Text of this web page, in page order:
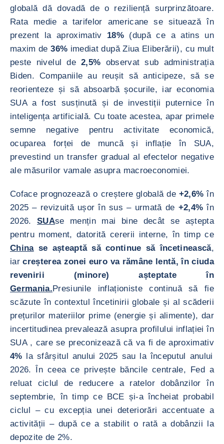
globală dă dovadă de o reziliență surprinzătoare.
Rata medie a tarifelor americane se situează în
prezent la aproximativ 18% (după ce a atins un
maxim de 36% imediat după Ziua Eliberării), cu mult
peste nivelul de 2,5% observat sub administrația
Biden. Companiile au reușit să anticipeze, să se
reorienteze și să absoarbă șocurile, iar economia
SUA a fost susținută și de investiții puternice în
inteligența artificială. Cu toate acestea, apar primele
semne negative pentru activitate economică,
ocuparea forței de muncă și inflație în SUA,
prevestind un transfer gradual al efectelor negative
ale măsurilor vamale asupra macroeconomiei.
Coface prognozează o creștere globală de +2,6%în
2025 – revizuită ușor în sus – urmată de +2,4%în
2026.SUAse mențin mai bine decât se aștepta
pentru moment, datorită cererii interne, în timp ce
Chinase așteaptă să continue să încetinească,
iarcreșterea zonei euro va rămâne lentă, în ciuda
revenirii (minore) așteptate în
Germania.Presiunile inflaționiste continuă să fie
scăzute în contextul încetinirii globale și al scăderii
prețurilor materiilor prime (energie și alimente), dar
incertitudinea prevalează asupra profilului inflației în
SUA , care se preconizează că va fi de aproximativ
4% la sfârșitul anului 2025 sau la începutul anului
2026. În ceea ce privește băncile centrale, Fed a
reluat ciclul de reducere a ratelor dobânzilor în
septembrie, în timp ce BCE și-a încheiat probabil
ciclul – cu excepția unei deteriorări accentuate a
activității – după ce a stabilit o rată a dobânzii la
depozite de 2%.